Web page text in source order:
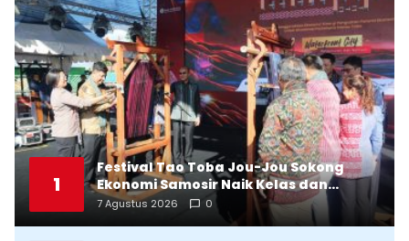
1
Festival Tao Toba Jou-Jou Sokong
Ekonomi Samosir Naik Kelas dan
Pariwisata Menjadi Sumber
Pertumbuhan Ekonomi Baru
7 Agustus 2026 0